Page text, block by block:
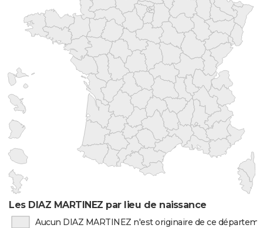
Les DIAZ MARTINEZ par lieu de naissance
Aucun DIAZ MARTINEZ n'est originaire de ce